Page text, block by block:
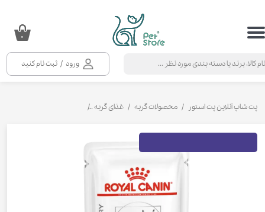
ورود / ثبت نام کنید
حساب کاربری من
خروج از حساب کاربری
۰
پت شاپ آنلاین پت استور محصولات گربه غذای گربه